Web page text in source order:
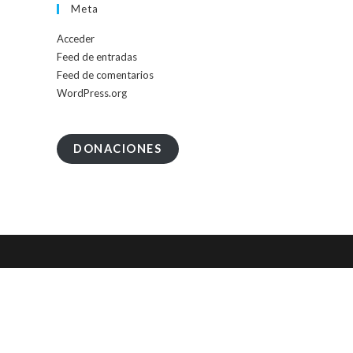
Meta
Acceder
Feed de entradas
Feed de comentarios
WordPress.org
DONACIONES